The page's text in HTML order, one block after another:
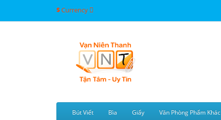
$Currency
Bút Viết Bìa Giấy Văn Phòng Phẩm Khác